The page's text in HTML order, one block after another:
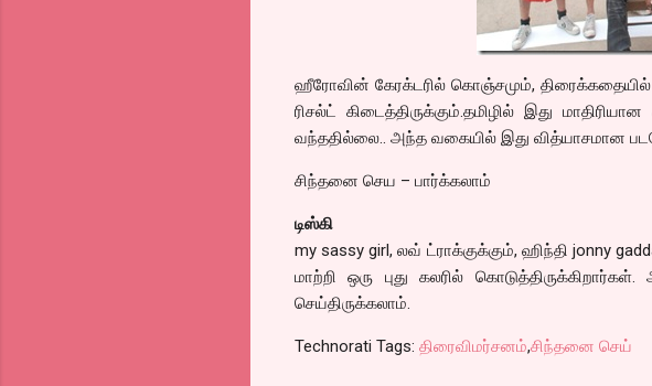
ஹீரோவின் கேரக்டரில் கொஞ்சமும்,
ரிசல்ட் கிடைத்திருக்கும்.தமிழில் இது
வந்ததில்லை.. அந்த வகையில் இது வித்யாசமான
சிந்தனை செய – பார்க்கலாம்
டிஸ்கி
my sassy girl, லவ் ட்ராக்குக்கும், ஹிந்தி jonny
மாற்றி ஒரு புது கலரில்
செய்திருக்கலாம்.
Technorati Tags: திரைவிமர்சனம்,சிந்தனை செய்